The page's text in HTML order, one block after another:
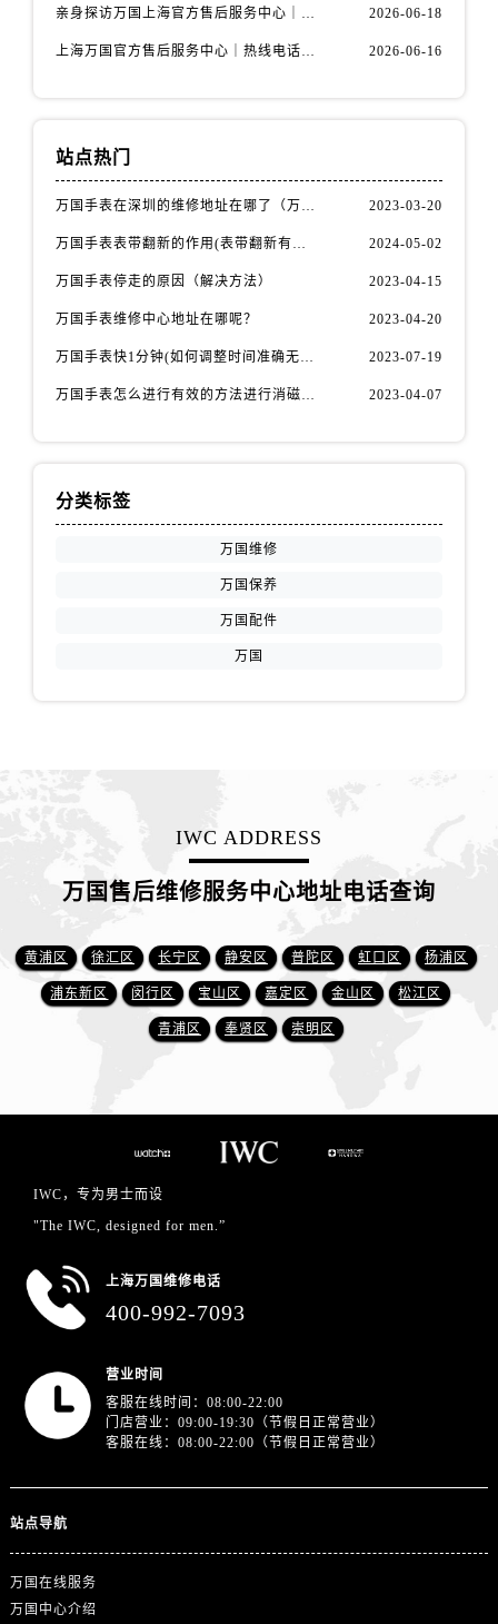
亲身探访万国上海官方售后服务中心｜网点地址与客服电话（2026年6月最新） 2026-06-18
上海万国官方售后服务中心｜热线电话与网点地址权威信息公示（2026年6月最新） 2026-06-16
站点热门
万国手表在深圳的维修地址在哪了（万国手表如何更换表带） 2023-03-20
万国手表表带翻新的作用(表带翻新有什么用) 2024-05-02
万国手表停走的原因（解决方法） 2023-04-15
万国手表维修中心地址在哪呢？ 2023-04-20
万国手表快1分钟(如何调整时间准确无误) 2023-07-19
万国手表怎么进行有效的方法进行消磁呢(机械手表消磁) 2023-04-07
分类标签
万国维修
万国保养
万国配件
万国
IWC ADDRESS
万国售后维修服务中心地址电话查询
黄浦区 徐汇区 长宁区 静安区 普陀区 虹口区 杨浦区
浦东新区 闵行区 宝山区 嘉定区 金山区 松江区
青浦区 奉贤区 崇明区
IWC，专为男士而设
"The IWC, designed for men.”
上海万国维修电话
400-992-7093
营业时间
客服在线时间：08:00-22:00
门店营业：09:00-19:30（节假日正常营业）
客服在线：08:00-22:00（节假日正常营业）
站点导航
万国在线服务
万国中心介绍